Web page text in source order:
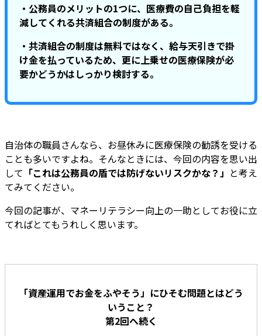
・公務員のメリットの1つに、医療費の自己負担を軽
減してくれる共済組合の制度がある。
・共済組合の制度は無料ではなく、給与天引きで掛
け金を払っているため、更に上乗せの医療保険が必
要かどうかはしっかり検討する。
自治体の職員さんなら、お昼休みに医療保険の勧誘を受ける
ことも多いですよね。そんなときには、今回の内容を思い出
して 「これは公務員の盾では防げないリスクかな？」 と考え
てみてください。
今回の記事が、マネーリテラシー向上の一助としてお役に立
てればとてもうれしく思います。
「資産運用でお金をふやそう」にひそむ問題とはどう
いうこと？
第2回へ続く